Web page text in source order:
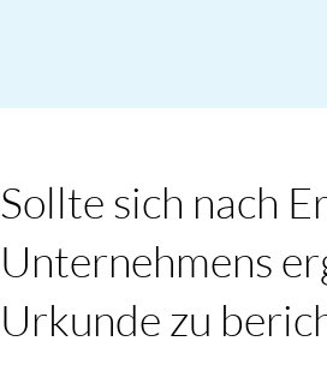
Sollte sich nach
Unternehmens
Urkunde zu